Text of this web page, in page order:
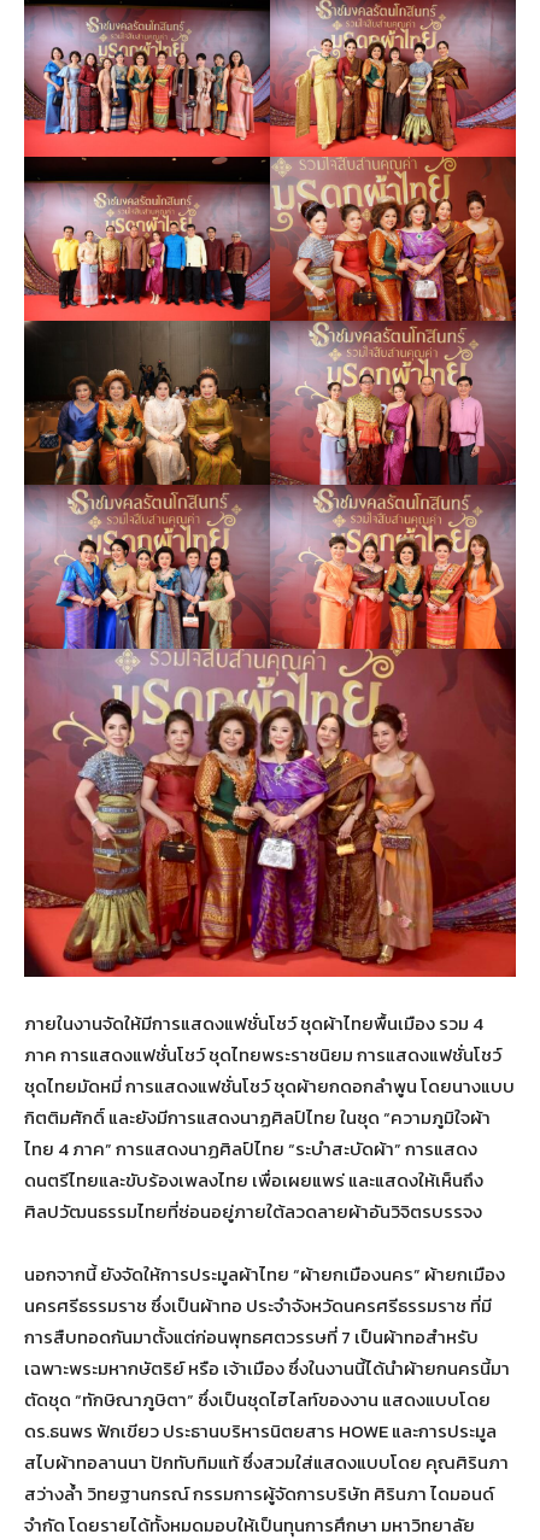
ภายในงานจัดให้มีการแสดงแฟชั่นโชว์ ชุดผ้าไทยพื้นเมือง รวม 4
ภาค การแสดงแฟชั่นโชว์ ชุดไทยพระราชนิยม การแสดงแฟชั่นโชว์
ชุดไทยมัดหมี่ การแสดงแฟชั่นโชว์ ชุดผ้ายกดอกลำพูน โดยนางแบบ
กิตติมศักดิ์ และยังมีการแสดงนาฏศิลป์ไทย ในชุด “ความภูมิใจผ้า
ไทย 4 ภาค” การแสดงนาฏศิลป์ไทย “ระบำสะบัดผ้า” การแสดง
ดนตรีไทยและขับร้องเพลงไทย เพื่อเผยแพร่ และแสดงให้เห็นถึง
ศิลปวัฒนธรรมไทยที่ซ่อนอยู่ภายใต้ลวดลายผ้าอันวิจิตรบรรจง
นอกจากนี้ ยังจัดให้การประมูลผ้าไทย “ผ้ายกเมืองนคร” ผ้ายกเมือง
นครศรีธรรมราช ซึ่งเป็นผ้าทอ ประจำจังหวัดนครศรีธรรมราช ที่มี
การสืบทอดกันมาตั้งแต่ก่อนพุทธศตวรรษที่ 7 เป็นผ้าทอสำหรับ
เฉพาะพระมหากษัตริย์ หรือ เจ้าเมือง ซึ่งในงานนี้ได้นำผ้ายกนครนี้มา
ตัดชุด “ทักษิณาภูษิตา” ซึ่งเป็นชุดไฮไลท์ของงาน แสดงแบบโดย
ดร.ธนพร ฟักเขียว ประธานบริหารนิตยสาร HOWE และการประมูล
สไบผ้าทอลานนา ปักทับทิมแท้ ซึ่งสวมใส่แสดงแบบโดย คุณศิรินภา
สว่างล้ำ วิทยฐานกรณ์ กรรมการผู้จัดการบริษัท ศิรินภา ไดมอนด์
จำกัด โดยรายได้ทั้งหมดมอบให้เป็นทุนการศึกษา มหาวิทยาลัย